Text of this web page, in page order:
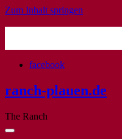
Zum Inhalt springen
facebook
ranch-plauen.de
The Ranch